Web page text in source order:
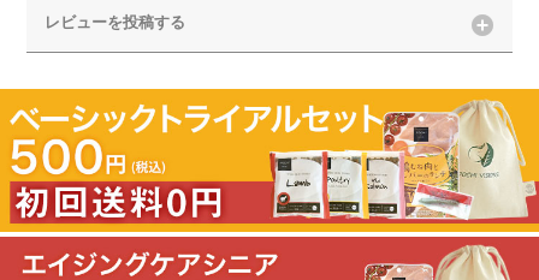
レビューを投稿する